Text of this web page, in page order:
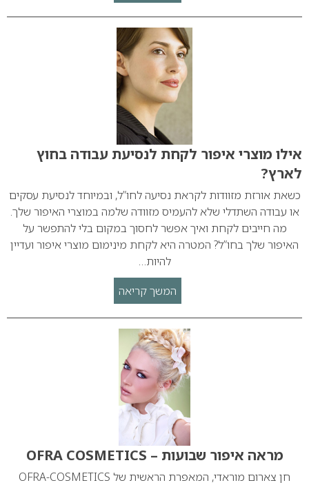
אילו מוצרי איפור לקחת לנסיעת עבודה בחוץ
לארץ?
כשאת אורזת מזוודות לקראת נסיעה לחו”ל, ובמיוחד לנסיעת עסקים
או עבודה השתדלי שלא להעמיס מזוודה שלמה במוצרי האיפור שלך.
מה חייבים לקחת ואיך אפשר לחסוך במקום בלי להתפשר על
האיפור שלך בחו”ל? המטרה היא לקחת מינימום מוצרי איפור ועדיין
להיות…
המשך קריאה
מראה איפור שבועות – OFRA COSMETICS
חן צארום מוראדי, המאפרת הראשית של OFRA-COSMETICS